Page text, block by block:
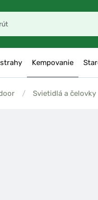
Kempovanie
/ Svietidlá a čelovky